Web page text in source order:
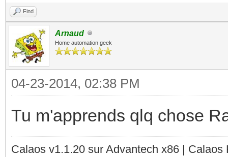
Find
Arnaud
Home automation geek
04-23-2014, 02:38 PM
Tu m'apprends qlq chose
Calaos v1.1.20 sur Advantech x86 |